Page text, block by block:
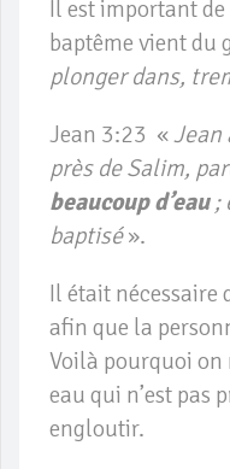
Il est important
baptême vient du
plonger dans,
Jean 3:23 «Jean
près de Salim,
beaucoup d’eau;
baptisé».
Il était nécessaire
afin que la
Voilà pourquoi on
eau qui n’est pas
engloutir.